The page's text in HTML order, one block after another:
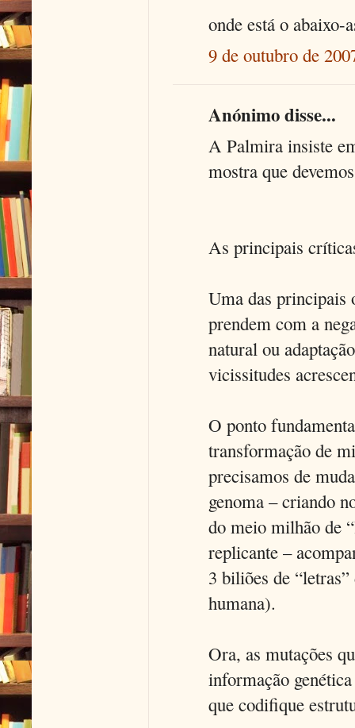
onde está o abaixo-
9 de outubro de
Anónimo disse...
A Palmira insiste
mostra que
As principais
Uma das principais
prendem com a
natural ou
vicissitudes
O ponto
transformação de
precisamos de
genoma – criando
do meio milhão de
replicante –
3 biliões de
humana).
Ora, as mutações
informação
que codifique